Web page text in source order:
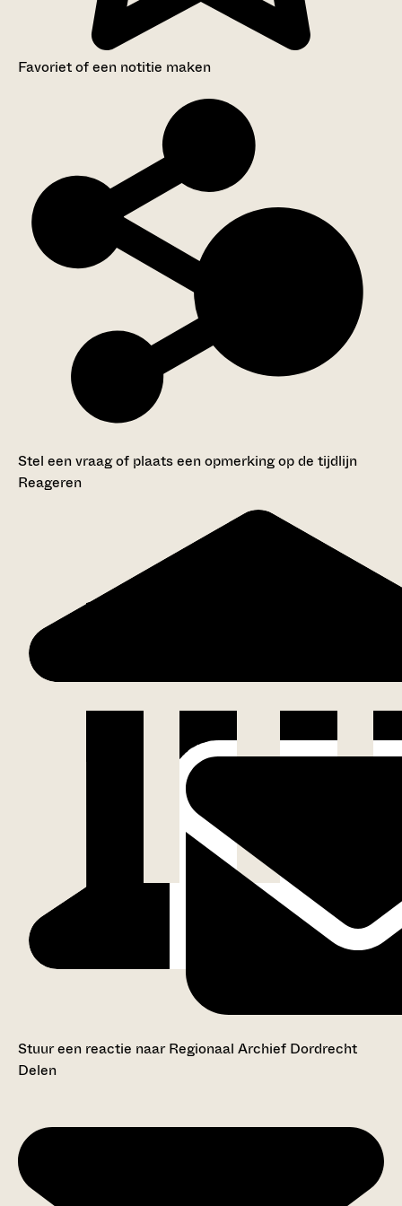
Favoriet of een notitie maken
Stel een vraag of plaats een opmerking op de tijdlijn
Reageren
Stuur een reactie naar Regionaal Archief Dordrecht
Delen